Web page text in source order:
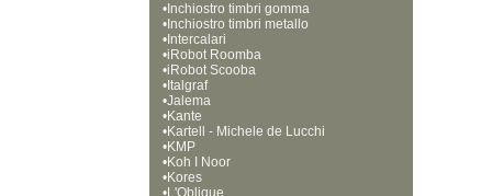
• Inchiostro timbri gomma
• Inchiostro timbri metallo
• Intercalari
•iRobot Roomba
•iRobot Scooba
• Italgraf
•Jalema
•Kante
•Kartell - Michele de Lucchi
•KMP
•Koh I Noor
•Kores
•L'Oblique